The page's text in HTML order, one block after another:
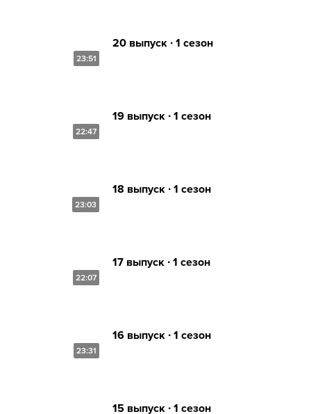
23:51
20 выпуск ∙ 1 сезон
22:47
19 выпуск ∙ 1 сезон
23:03
18 выпуск ∙ 1 сезон
22:07
17 выпуск ∙ 1 сезон
23:31
16 выпуск ∙ 1 сезон
15 выпуск ∙ 1 сезон